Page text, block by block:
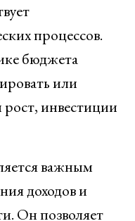
процессов.
бюджета
или
инвестиции
важным
доходов и
Он позволяет